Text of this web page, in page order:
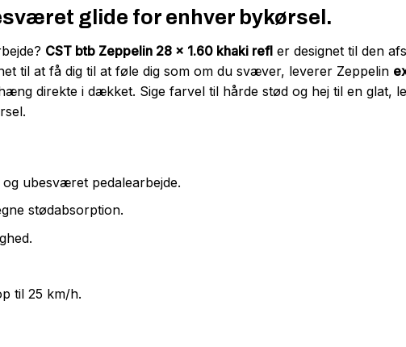
glide for enhver bykørsel.
CST btb Zeppelin 28 x 1.60 khaki refl er designet til den
til at få dig til at føle dig som om du svæver, leverer Zeppelin
direkte i dækket. Sige farvel til hårde stød og hej til en glat,
ubesværet pedalearbejde.
stødabsorption.
til 25 km/h.